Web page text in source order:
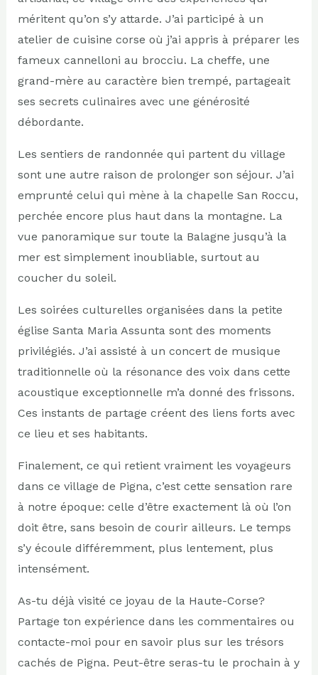
méritent qu’on s’y attarde. J’ai participé à un
atelier de cuisine corse où j’ai appris à préparer les
fameux cannelloni au brocciu. La cheffe, une
grand-mère au caractère bien trempé, partageait
ses secrets culinaires avec une générosité
débordante.
Les sentiers de randonnée qui partent du village
sont une autre raison de prolonger son séjour. J’ai
emprunté celui qui mène à la chapelle San Roccu,
perchée encore plus haut dans la montagne. La
vue panoramique sur toute la Balagne jusqu’à la
mer est simplement inoubliable, surtout au
coucher du soleil.
Les soirées culturelles organisées dans la petite
église Santa Maria Assunta sont des moments
privilégiés. J’ai assisté à un concert de musique
traditionnelle où la résonance des voix dans cette
acoustique exceptionnelle m’a donné des frissons.
Ces instants de partage créent des liens forts avec
ce lieu et ses habitants.
Finalement, ce qui retient vraiment les voyageurs
dans ce village de Pigna, c’est cette sensation rare
à notre époque: celle d’être exactement là où l’on
doit être, sans besoin de courir ailleurs. Le temps
s’y écoule différemment, plus lentement, plus
intensément.
As-tu déjà visité ce joyau de la Haute-Corse?
Partage ton expérience dans les commentaires ou
contacte-moi pour en savoir plus sur les trésors
cachés de Pigna. Peut-être seras-tu le prochain à y